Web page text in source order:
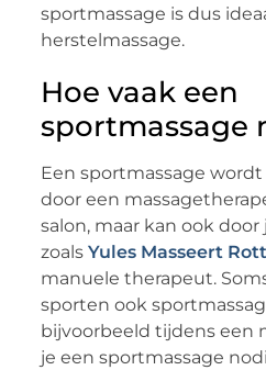
sportmassage is dus
herstelmassage.
Hoe vaak een
sportmassage
Een sportmassage
door een
salon, maar kan ook
zoals Yules Masseert
manuele therapeut.
sporten ook
bijvoorbeeld tijdens een
je een sportmassage